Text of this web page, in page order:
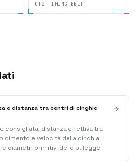
GT2 TIMING BELT
e distanza tra centri di cinghie
consigliata, distanza effettiva tra i
e velocità della cinghia
diametri primitivi delle pulegge